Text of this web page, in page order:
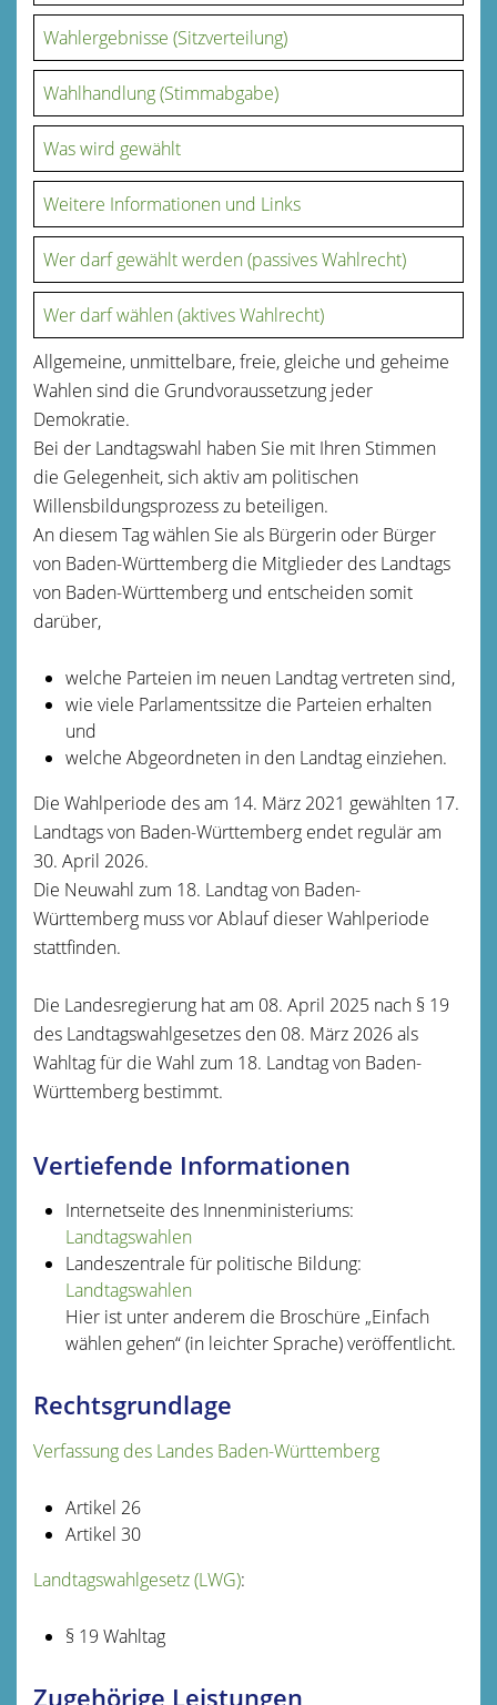
Wahlergebnisse (Sitzverteilung)
Wahlhandlung (Stimmabgabe)
Was wird gewählt
Weitere Informationen und Links
Wer darf gewählt werden (passives Wahlrecht)
Wer darf wählen (aktives Wahlrecht)
Allgemeine, unmittelbare, freie, gleiche und geheime
Wahlen sind die Grundvoraussetzung jeder
Demokratie.
Bei der Landtagswahl haben Sie mit Ihren Stimmen
die Gelegenheit, sich aktiv am politischen
Willensbildungsprozess zu beteiligen.
An diesem Tag wählen Sie als Bürgerin oder Bürger
von Baden-Württemberg die Mitglieder des Landtags
von Baden-Württemberg und entscheiden somit
darüber,
welche Parteien im neuen Landtag vertreten sind,
wie viele Parlamentssitze die Parteien erhalten
und
welche Abgeordneten in den Landtag einziehen.
Die Wahlperiode des am 14. März 2021 gewählten 17.
Landtags von Baden-Württemberg endet regulär am
30. April 2026.
Die Neuwahl zum 18. Landtag von Baden-
Württemberg muss vor Ablauf dieser Wahlperiode
stattfinden.
Die Landesregierung hat am 08. April 2025 nach § 19
des Landtagswahlgesetzes den 08. März 2026 als
Wahltag für die Wahl zum 18. Landtag von Baden-
Württemberg bestimmt.
Vertiefende Informationen
Internetseite des Innenministeriums:
Landtagswahlen
Landeszentrale für politische Bildung:
Landtagswahlen
Hier ist unter anderem die Broschüre „Einfach
wählen gehen“ (in leichter Sprache) veröffentlicht.
Rechtsgrundlage
Verfassung des Landes Baden-Württemberg
Artikel 26
Artikel 30
Landtagswahlgesetz (LWG):
§ 19 Wahltag
Zugehörige Leistungen